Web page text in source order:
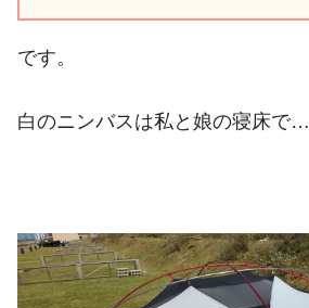
です。
白のニンバスは私と娘の寝床で…